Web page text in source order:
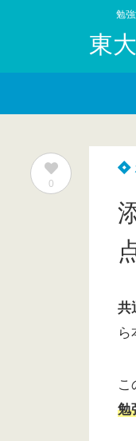
勉
東
0
共
ら
こ
勉